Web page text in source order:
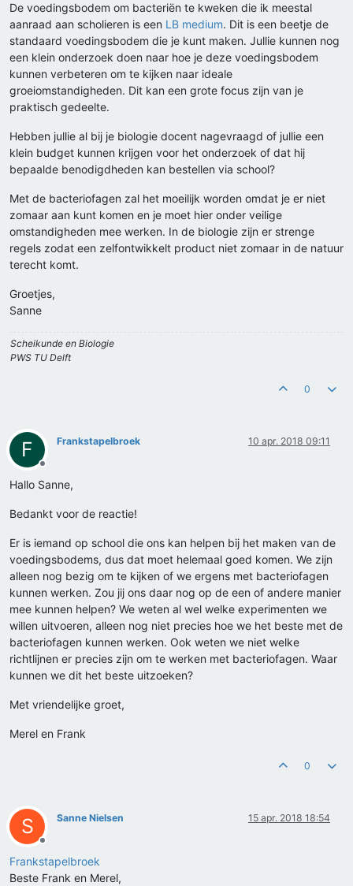
De voedingsbodem om bacteriën te kweken die ik meestal
aanraad aan scholieren is een LB medium. Dit is een beetje de
standaard voedingsbodem die je kunt maken. Jullie kunnen nog
een klein onderzoek doen naar hoe je deze voedingsbodem
kunnen verbeteren om te kijken naar ideale
groeiomstandigheden. Dit kan een grote focus zijn van je
praktisch gedeelte.
Hebben jullie al bij je biologie docent nagevraagd of jullie een
klein budget kunnen krijgen voor het onderzoek of dat hij
bepaalde benodigdheden kan bestellen via school?
Met de bacteriofagen zal het moeilijk worden omdat je er niet
zomaar aan kunt komen en je moet hier onder veilige
omstandigheden mee werken. In de biologie zijn er strenge
regels zodat een zelfontwikkelt product niet zomaar in de natuur
terecht komt.
Groetjes,
Sanne
Scheikunde en Biologie
PWS TU Delft
0
F
Offline
Frankstapelbroek 10 apr. 2018 09:11
Hallo Sanne,
Bedankt voor de reactie!
Er is iemand op school die ons kan helpen bij het maken van de
voedingsbodems, dus dat moet helemaal goed komen. We zijn
alleen nog bezig om te kijken of we ergens met bacteriofagen
kunnen werken. Zou jij ons daar nog op de een of andere manier
mee kunnen helpen? We weten al wel welke experimenten we
willen uitvoeren, alleen nog niet precies hoe we het beste met de
bacteriofagen kunnen werken. Ook weten we niet welke
richtlijnen er precies zijn om te werken met bacteriofagen. Waar
kunnen we dit het beste uitzoeken?
Met vriendelijke groet,
Merel en Frank
0
S
Offline
Sanne Nielsen 15 apr. 2018 18:54
Frankstapelbroek
Beste Frank en Merel,